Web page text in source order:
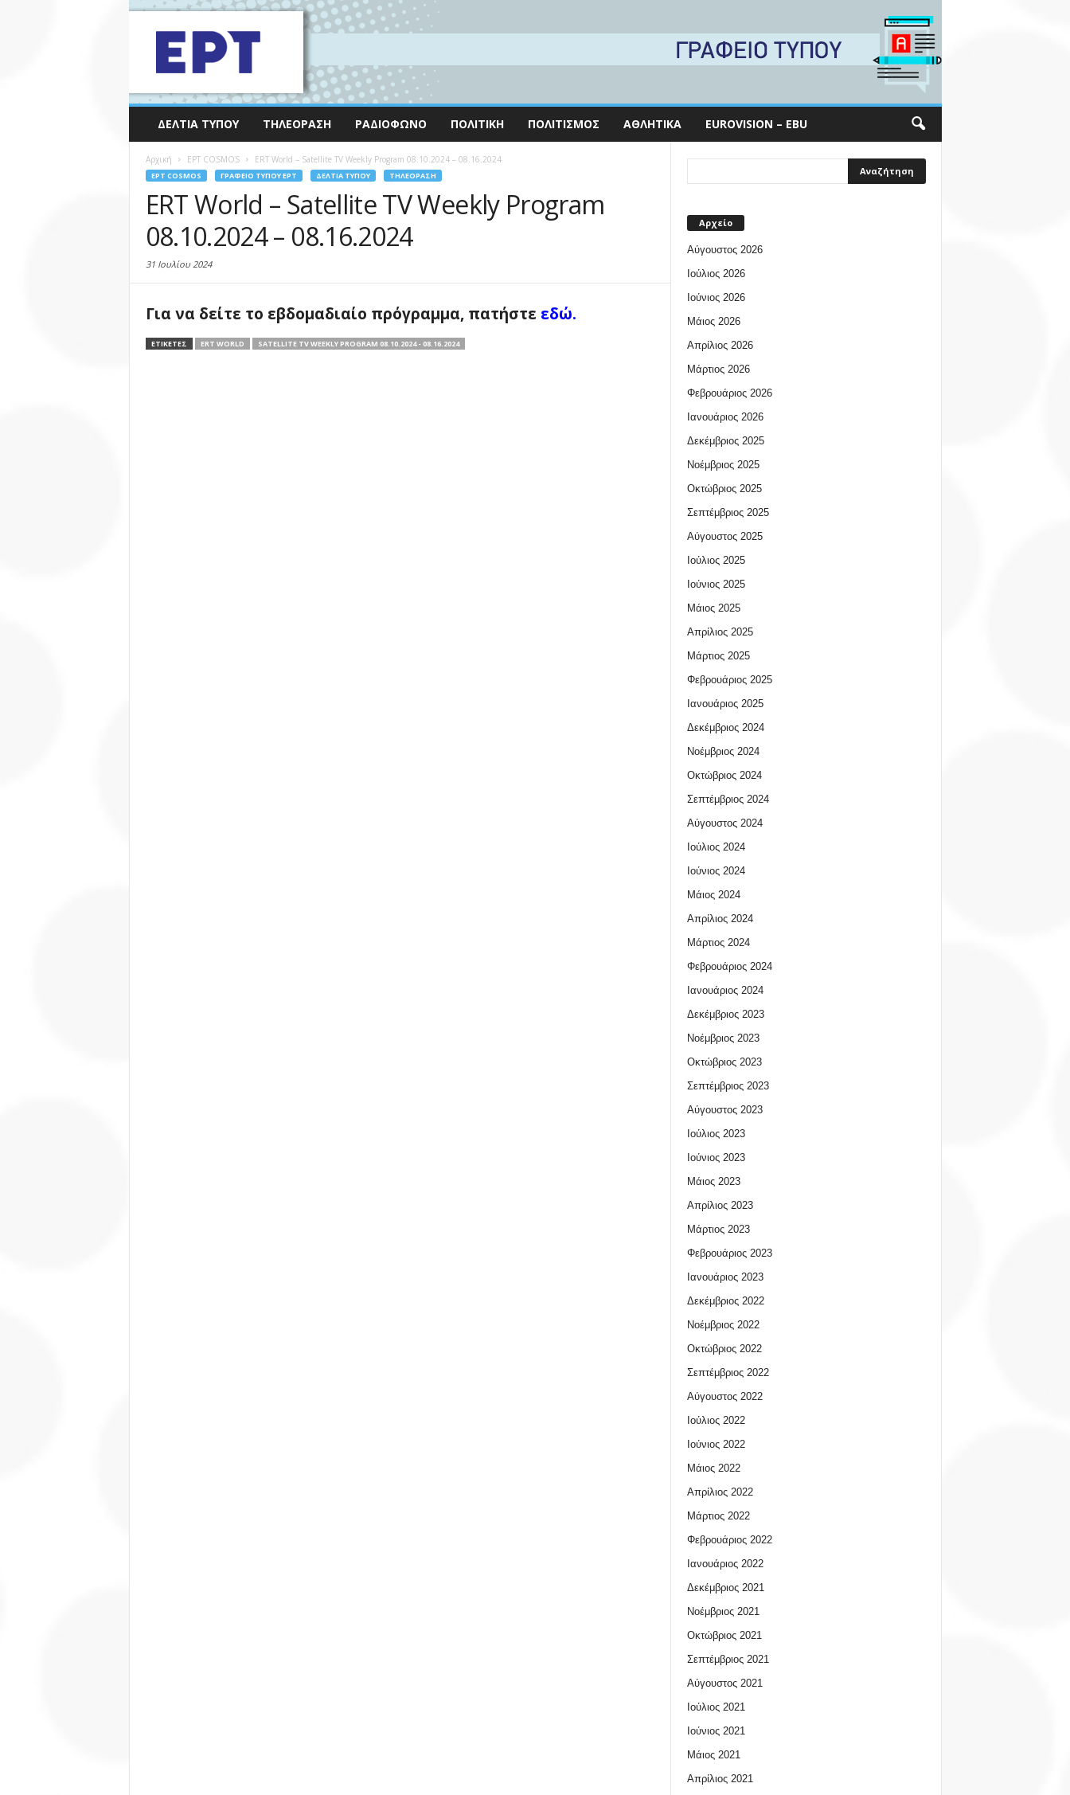
ΔΕΛΤΊΑ ΤΎΠΟΥ ΤΗΛΕΌΡΑΣΗ ΡΑΔΙΌΦΩΝΟ ΠΟΛΙΤΙΚΉ ΠΟΛΙΤΙΣΜΌΣ ΑΘΛΗΤΙΚΆ EUROVISION – EBU
Αρχική EΡΤ COSMOS ERT World – Satellite TV Weekly Program 08.10.2024 – 08.16.2024
EΡΤ COSMOS ΓΡΑΦΕΊΟ ΤΎΠΟΥ ΕΡΤ ΔΕΛΤΊΑ ΤΎΠΟΥ ΤΗΛΕΌΡΑΣΗ
ERT World – Satellite TV Weekly Program
08.10.2024 – 08.16.2024
31 Ιουλίου 2024
Για να δείτε το εβδομαδιαίο πρόγραμμα, πατήστε εδώ.
ΕΤΙΚΕΤΕΣ ERT WORLD SATELLITE TV WEEKLY PROGRAM 08.10.2024 - 08.16.2024
Αρχείο
Αύγουστος 2026
Ιούλιος 2026
Ιούνιος 2026
Μάιος 2026
Απρίλιος 2026
Μάρτιος 2026
Φεβρουάριος 2026
Ιανουάριος 2026
Δεκέμβριος 2025
Νοέμβριος 2025
Οκτώβριος 2025
Σεπτέμβριος 2025
Αύγουστος 2025
Ιούλιος 2025
Ιούνιος 2025
Μάιος 2025
Απρίλιος 2025
Μάρτιος 2025
Φεβρουάριος 2025
Ιανουάριος 2025
Δεκέμβριος 2024
Νοέμβριος 2024
Οκτώβριος 2024
Σεπτέμβριος 2024
Αύγουστος 2024
Ιούλιος 2024
Ιούνιος 2024
Μάιος 2024
Απρίλιος 2024
Μάρτιος 2024
Φεβρουάριος 2024
Ιανουάριος 2024
Δεκέμβριος 2023
Νοέμβριος 2023
Οκτώβριος 2023
Σεπτέμβριος 2023
Αύγουστος 2023
Ιούλιος 2023
Ιούνιος 2023
Μάιος 2023
Απρίλιος 2023
Μάρτιος 2023
Φεβρουάριος 2023
Ιανουάριος 2023
Δεκέμβριος 2022
Νοέμβριος 2022
Οκτώβριος 2022
Σεπτέμβριος 2022
Αύγουστος 2022
Ιούλιος 2022
Ιούνιος 2022
Μάιος 2022
Απρίλιος 2022
Μάρτιος 2022
Φεβρουάριος 2022
Ιανουάριος 2022
Δεκέμβριος 2021
Νοέμβριος 2021
Οκτώβριος 2021
Σεπτέμβριος 2021
Αύγουστος 2021
Ιούλιος 2021
Ιούνιος 2021
Μάιος 2021
Απρίλιος 2021